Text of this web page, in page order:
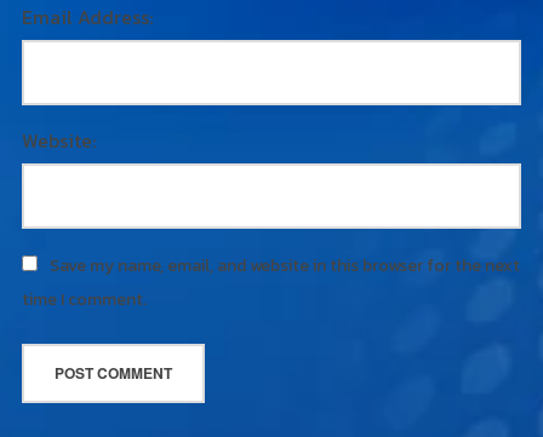
Email Address:
Website:
Save my name, email, and website in this browser for the next
time I comment.